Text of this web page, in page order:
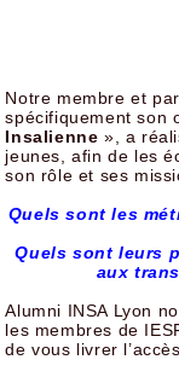
Notre membre et
spécifiquement son
Insalienne », a
jeunes, afin de les
son rôle et ses
Quels sont les
Quels sont leurs
aux
Alumni INSA Lyon
les membres de
de vous livrer